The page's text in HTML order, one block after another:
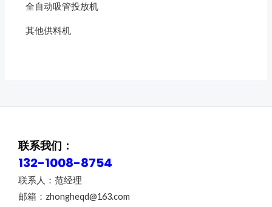
全自动吸管投放机
其他供料机
联系我们：
132-1008-8754
联系人：范经理
邮箱：zhongheqd@163.com